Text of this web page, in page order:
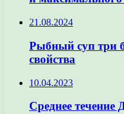
21.08.2024
Рыбный суп три
свойства
10.04.2023
Среднее течение